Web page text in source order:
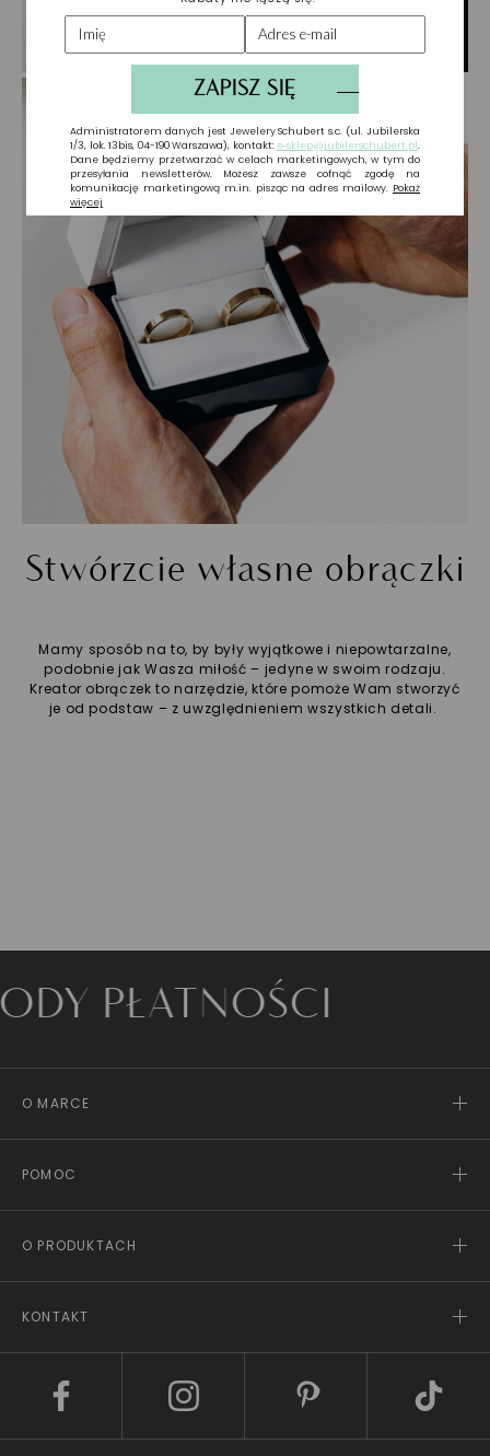
Stwórzcie własne obrączki
Mamy sposób na to, by były wyjątkowe i niepowtarzalne,
podobnie jak Wasza miłość – jedyne w swoim rodzaju.
Kreator obrączek to narzędzie, które pomoże Wam stworzyć
je od podstaw – z uwzględnieniem wszystkich detali.
PŁATNOŚCI
O MARCE
POMOC
O PRODUKTACH
KONTAKT